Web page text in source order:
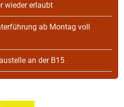
wieder erlaubt
ab Montag voll
an der B15